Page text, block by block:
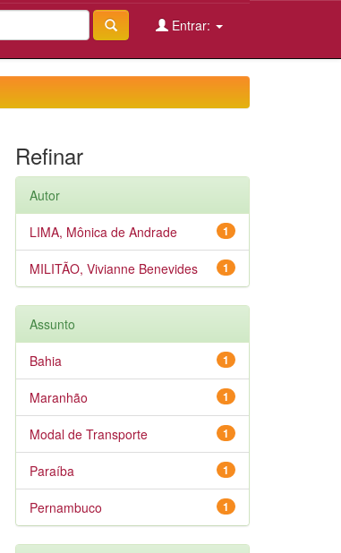
Entrar:
Refinar
Autor
1
LIMA, Mônica de Andrade
1
MILITÃO, Vivianne Benevides
Assunto
1
Bahia
1
Maranhão
1
Modal de Transporte
1
Paraíba
1
Pernambuco